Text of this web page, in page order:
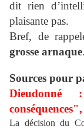
dit rien
plaisante pas.
Bref, de
grosse arnaque.
Sources pour
La décision du